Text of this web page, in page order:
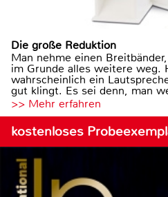
Die große Reduktion
Man nehme einen
im Grunde alles weitere weg.
wahrscheinlich ein
gut klingt. Es sei denn, man
>> Mehr erfahren
kostenloses